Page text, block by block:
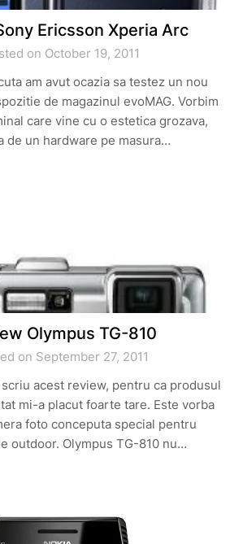
Ericsson Xperia Arc
on October 19, 2011
am avut ocazia sa testez un nou
de magazinul evoMAG. Vorbim
care vine cu o estetica grozava,
de un hardware pe masura…
Olympus TG-810
on September 27, 2011
acest review, pentru ca produsul
mi-a placut foarte tare. Este vorba
foto conceputa special pentru
outdoor. Olympus TG-810 nu…